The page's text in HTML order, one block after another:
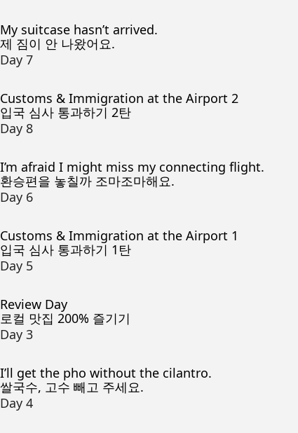
My suitcase hasn’t arrived.
제 짐이 안 나왔어요.
Day 7
Customs & Immigration at the Airport 2
입국 심사 통과하기 2탄
Day 8
I’m afraid I might miss my connecting flight.
환승편을 놓칠까 조마조마해요.
Day 6
Customs & Immigration at the Airport 1
입국 심사 통과하기 1탄
Day 5
Review Day
로컬 맛집 200% 즐기기
Day 3
I’ll get the pho without the cilantro.
쌀국수, 고수 빼고 주세요.
Day 4